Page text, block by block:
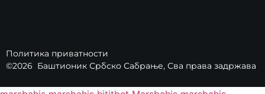
Политика приватности
©2026 Баштионик Србско Сабрање, Сва права задржава